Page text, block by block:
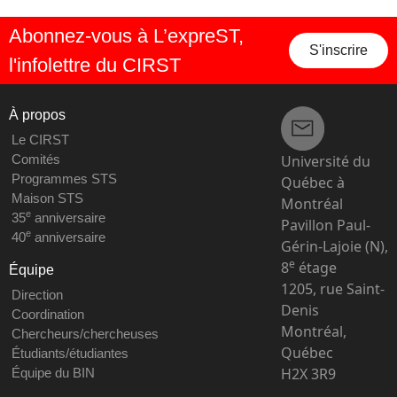
Abonnez-vous à L’expreST,
l'infolettre du CIRST
S'inscrire
À propos
Le CIRST
Comités
Programmes STS
Maison STS
35eanniversaire
40eanniversaire
Équipe
Direction
Coordination
Chercheurs/chercheuses
Étudiants/étudiantes
Équipe du BIN
Université du
Québec à
Montréal
Pavillon Paul-
Gérin-Lajoie (N),
8e étage
1205, rue Saint-
Denis
Montréal,
Québec
H2X 3R9